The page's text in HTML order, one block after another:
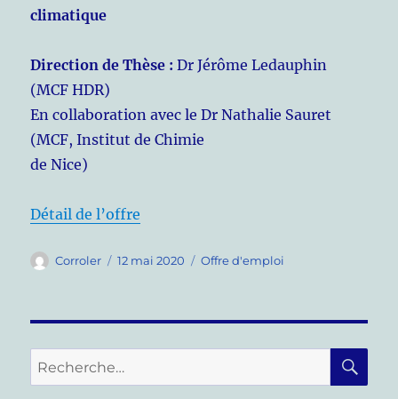
climatique
Direction de Thèse :Dr Jérôme Ledauphin
(MCF HDR)
En collaboration avec le Dr Nathalie Sauret
(MCF, Institut de Chimie
de Nice)
Détail de l’offre
Auteur
Corroler
Publié
12 mai 2020 Catégories
Offre d'emploi
Recherche
pour :